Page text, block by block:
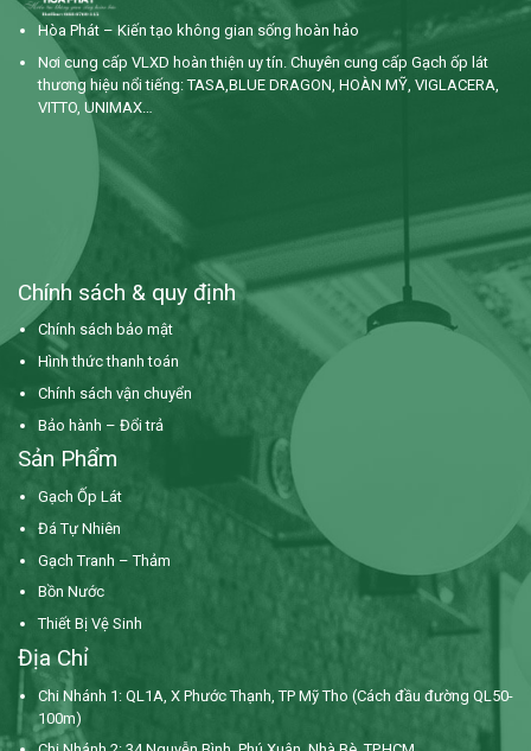
Hòa Phát – Kiến tạo không gian sống hoàn hảo
Nơi cung cấp VLXD hoàn thiện uy tín. Chuyên cung cấp Gạch ốp lát
thương hiệu nổi tiếng: TASA,BLUE DRAGON, HOÀN MỸ, VIGLACERA,
VITTO, UNIMAX…
Chính sách & quy định
Chính sách bảo mật
Hình thức thanh toán
Chính sách vận chuyển
Bảo hành – Đổi trả
Sản Phẩm
Gạch Ốp Lát
Đá Tự Nhiên
Gạch Tranh – Thảm
Bồn Nước
Thiết Bị Vệ Sinh
Địa Chỉ
Chi Nhánh 1: QL1A, X Phước Thạnh, TP Mỹ Tho (Cách đầu đường QL50-
100m)